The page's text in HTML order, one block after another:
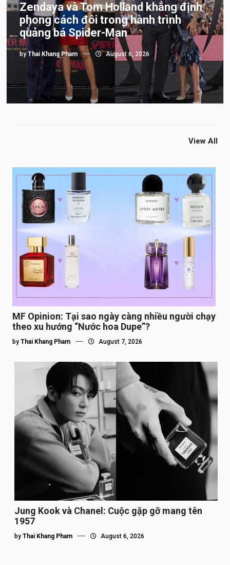
Zendaya và Tom Holland khẳng định
phong cách đôi trong hành trình
quảng bá Spider-Man
by Thai Khang Pham August 6, 2026
View All
MF Opinion: Tại sao ngày càng nhiều người chạy
theo xu hướng “Nước hoa Dupe”?
by Thai Khang Pham August 7, 2026
Jung Kook và Chanel: Cuộc gặp gỡ mang tên
1957
by Thai Khang Pham August 6, 2026